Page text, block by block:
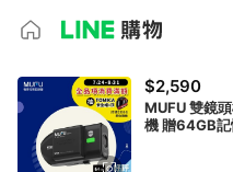
$2,590
MUFU 雙鏡
機 贈64GB